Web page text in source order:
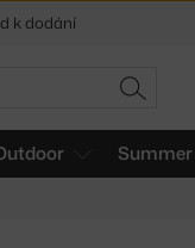
HLEDAT
Summer